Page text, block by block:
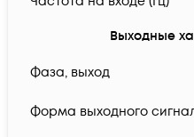
Выходные
Фаза, выход
Форма выходного